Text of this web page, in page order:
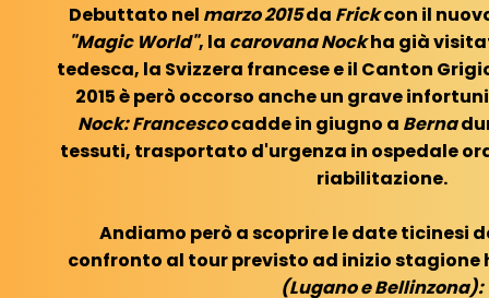
Debuttato nel marzo 2015da Frickcon il
"Magic World", la carovana Nockha già
tedesca, la Svizzera francese e il Canton
2015 è però occorso anche un grave
Nock: Francescocadde in giugno a Berna
tessuti, trasportato d'urgenza in ospedale
riabilitazione.
Andiamo però a scoprire le date ticinesi
confronto al tour previsto ad inizio stagione
(Lugano e Bellinzona):